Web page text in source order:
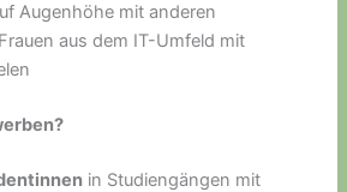
Augenhöhe mit anderen
aus dem IT-Umfeld mit
in Studiengängen mit